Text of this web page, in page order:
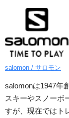
salomon / サロモン
salomonは1947年
スキーやスノーボ
すが、現在ではト